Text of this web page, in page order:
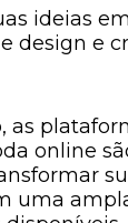
ideias
design e
as
online
uma